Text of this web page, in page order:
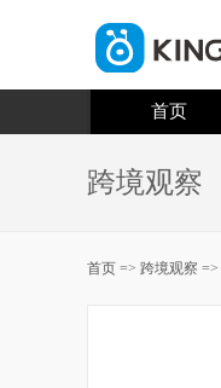
首页
跨境观察
首页 => 跨境观察 =>